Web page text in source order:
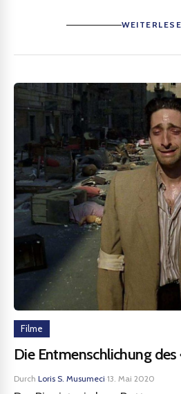
Filme
Die Entmenschlichung
Durch Loris S. Musumeci·13. Mai 2020